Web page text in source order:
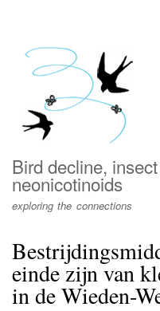
menu
Bird decline,
neonicotinoids
exploring the connections
einde zijn van
in de Wieden-